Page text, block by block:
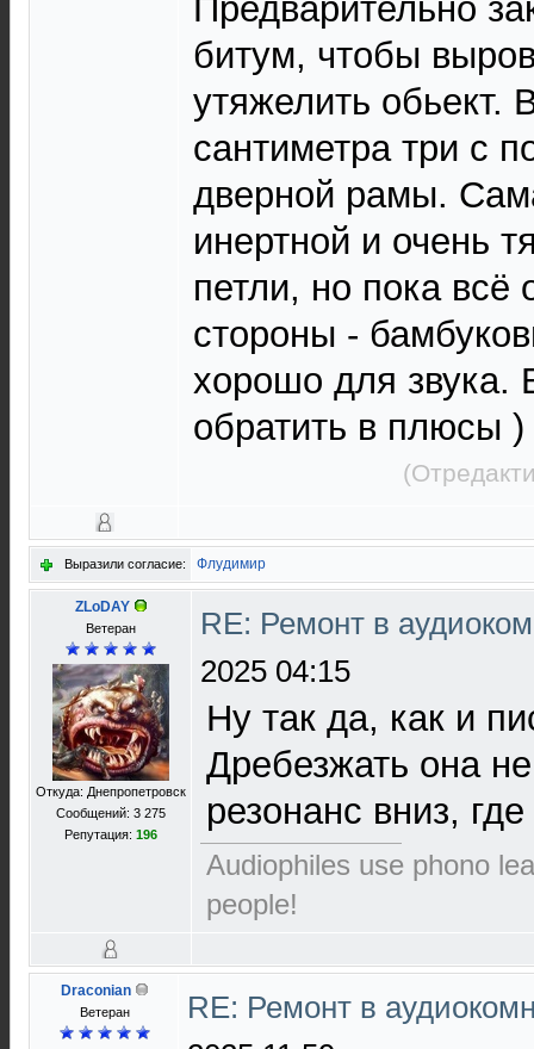
Предварительно
битум, чтобы
утяжелить обьект.
сантиметра три с
дверной рамы.
инертной и очень
петли, но пока всё
стороны -
хорошо для звука.
обратить в плюсы )
Выразили согласие: Флудимир
ZLoDAY
Ветеран
Откуда: Днепропетровск
Сообщений: 3 275
Репутация: 196
RE: Ремонт в
2025 04:15
Ну так да, как и
Дребезжать она
резонанс вниз,
Audiophiles use phono
people!
Draconian
Ветеран
RE: Ремонт в